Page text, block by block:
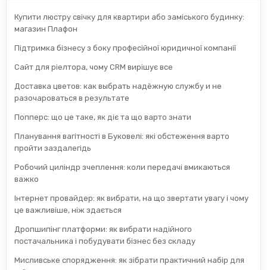
Купити люстру свічку для квартири або заміського будинку:
магазин Плафон
Підтримка бізнесу з боку професійної юридичної компанії
Сайт для ріелтора, чому CRM вирішує все
Доставка цветов: как выбрать надёжную службу и не
разочароваться в результате
Попперс: що це таке, як діє та що варто знати
Планування вагітності в Буковелі: які обстеження варто
пройти заздалегідь
Робочий циліндр зчеплення: коли передачі вмикаються
важко
Інтернет провайдер: як вибрати, на що звертати увагу і чому
це важливіше, ніж здається
Дропшипінг платформи: як вибрати надійного
постачальника і побудувати бізнес без складу
Мисливське спорядження: як зібрати практичний набір для